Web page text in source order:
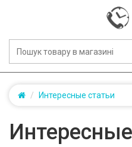
Интересные статьи